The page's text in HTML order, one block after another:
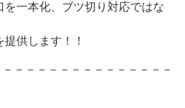
、ブツ切り対応ではな
ます！！
－－－－－－－－－－－－－－